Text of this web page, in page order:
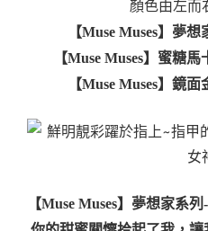
顏色由左而
【Muse Muses】夢
【Muse Muses】蜜糖
【Muse Muses】鏡
【Muse Muses】夢想家系